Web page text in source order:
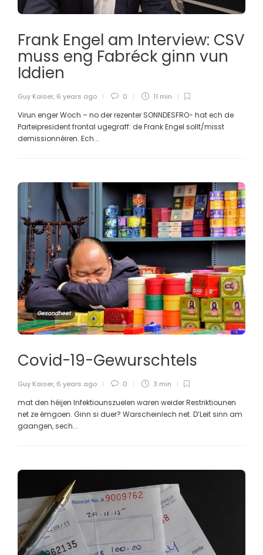
Frank Engel am Interview: CSV
muss eng Fabréck ginn vun
Iddien
Guy Kaiser, 6 years ago 0 11 min
Virun enger Woch – no der rezenter SONNDESFRO- hat ech de
Parteipresident frontal ugegraff: de Frank Engel sollt/misst
demissionnéiren. Ech...
Gesondheet
Covid-19-Gewurschtels
Guy Kaiser, 6 years ago 0 3 min
mat den héijen Infektiounszuelen waren weider Restriktiounen
net ze ëmgoen. Ginn si duer? Warscheinlech net. D’Leit sinn am
gaangen, sech...